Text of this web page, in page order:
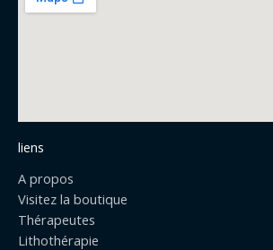
liens
A propos
Visitez la boutique
Thérapeutes
Lithothérapie